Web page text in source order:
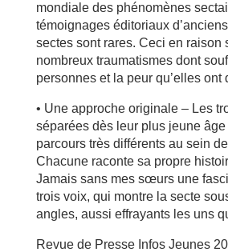
mondiale des phénomènes
témoignages éditoriaux
sectes sont rares. Ceci en raison
nombreux traumatismes dont
personnes et la peur qu’elles ont
• Une approche originale – Les
séparées dès leur plus jeune
parcours très différents au sein
Chacune raconte sa propre
Jamais sans mes sœurs une
trois voix, qui montre la secte
angles, aussi effrayants les uns
Revue de Presse Infos Jeunes